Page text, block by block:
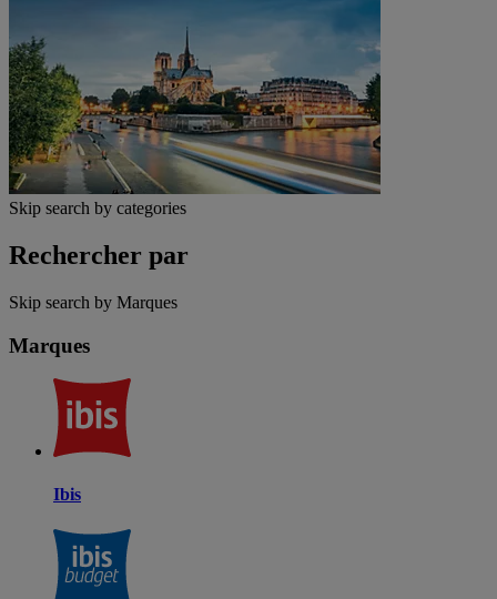
Skip search by categories
Rechercher par
Skip search by Marques
Marques
Ibis